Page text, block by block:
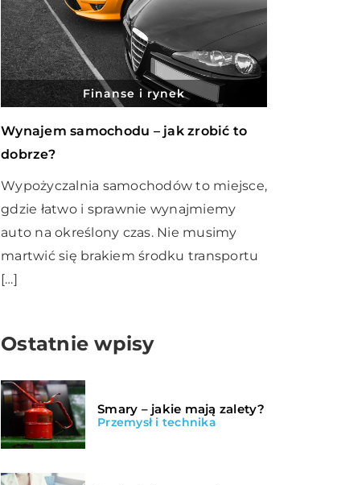
Finanse i rynek
Wynajem samochodu – jak zrobić to
dobrze?
Wypożyczalnia samochodów to miejsce,
gdzie łatwo i sprawnie wynajmiemy
auto na określony czas. Nie musimy
martwić się brakiem środku transportu
[…]
Ostatnie wpisy
Smary – jakie mają zalety?
Przemysł i technika